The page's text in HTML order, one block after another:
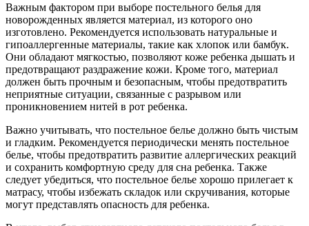
Важным фактором при выборе постельного белья для
новорожденных является материал, из которого оно
изготовлено. Рекомендуется использовать натуральные и
гипоаллергенные материалы, такие как хлопок или бамбук.
Они обладают мягкостью, позволяют коже ребенка дышать и
предотвращают раздражение кожи. Кроме того, материал
должен быть прочным и безопасным, чтобы предотвратить
неприятные ситуации, связанные с разрывом или
проникновением нитей в рот ребенка.
Важно учитывать, что постельное белье должно быть чистым
и гладким. Рекомендуется периодически менять постельное
белье, чтобы предотвратить развитие аллергических реакций
и сохранить комфортную среду для сна ребенка. Также
следует убедиться, что постельное белье хорошо прилегает к
матрасу, чтобы избежать складок или скручивания, которые
могут представлять опасность для ребенка.